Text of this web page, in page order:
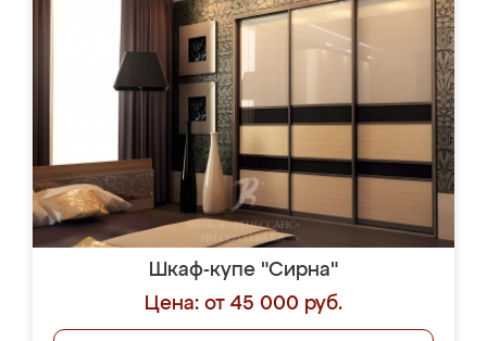
Шкаф-купе "Сирна"
Цена: от 45 000 руб.